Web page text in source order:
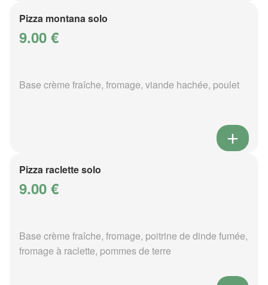
Pizza montana solo
9.00 €
Base crème fraîche, fromage, viande hachée, poulet
Pizza raclette solo
9.00 €
Base crème fraîche, fromage, poitrine de dinde fumée,
fromage à raclette, pommes de terre